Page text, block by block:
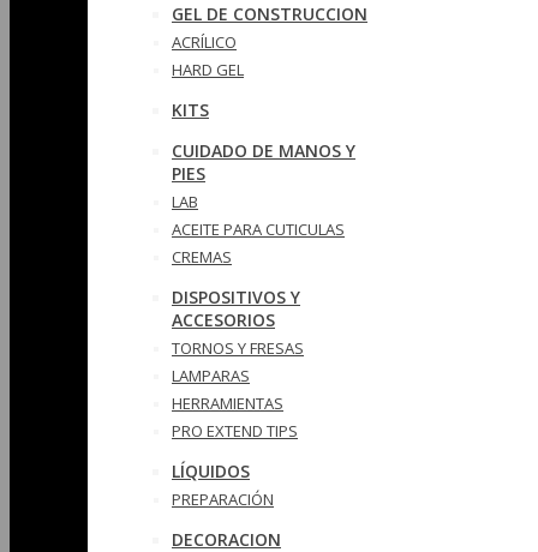
GEL DE CONSTRUCCION
ACRÍLICO
HARD GEL
KITS
CUIDADO DE MANOS Y
PIES
LAB
ACEITE PARA CUTICULAS
CREMAS
DISPOSITIVOS Y
ACCESORIOS
TORNOS Y FRESAS
LAMPARAS
HERRAMIENTAS
PRO EXTEND TIPS
LÍQUIDOS
PREPARACIÓN
DECORACION